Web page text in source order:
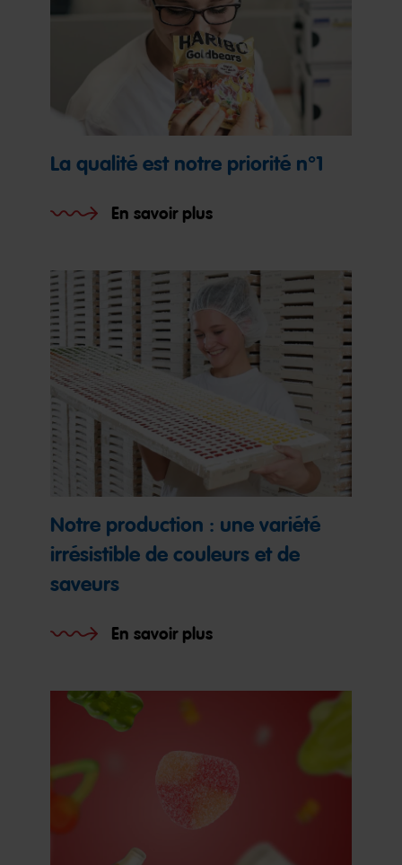
La qualité est notre priorité n°1
En savoir plus
Notre production : une variété
irrésistible de couleurs et de
saveurs
En savoir plus